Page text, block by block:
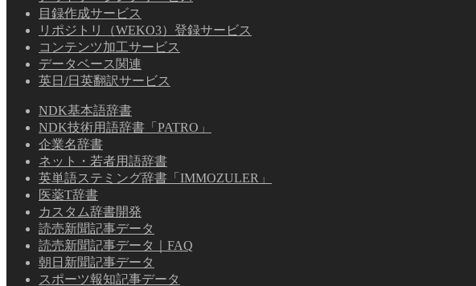
目録作成サービス
リポジトリ（WEKO3）登録サービス
コンテンツ加工サービス
データベース関連
英日/日英翻訳サービス
NDK基本語辞書
NDK技術用語辞書「PATRO」
企業名辞書
ネット・若者用語辞書
英単語ステミング辞書「IMMOZULER」
医薬T辞書
カスタム辞書開発
読売新聞記事データ
読売新聞記事データ｜FAQ
朝日新聞記事データ
スポーツ報知記事データ